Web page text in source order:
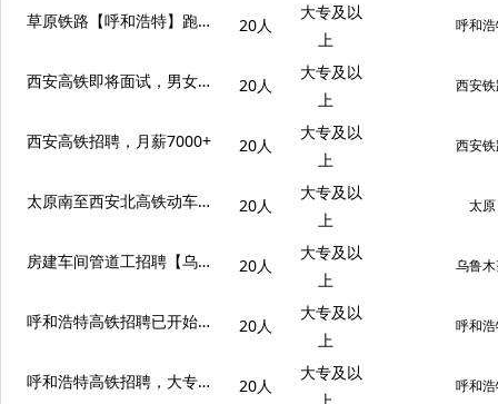
草原铁路【呼和浩特】跑车人员招聘 20人
大专及以
上
呼和
西安高铁即将面试，男女均可报名 20人
大专及以
上
西安
西安高铁招聘，月薪7000+ 20人
大专及以
上
西安
太原南至西安北高铁动车线路招聘 20人
大专及以
上
太原
房建车间管道工招聘【乌鲁木齐】 20人
大专及以
上
乌鲁
呼和浩特高铁招聘已开始，月薪8000+ 20人
大专及以
上
呼和
呼和浩特高铁招聘，大专可报 20人
大专及以
呼和